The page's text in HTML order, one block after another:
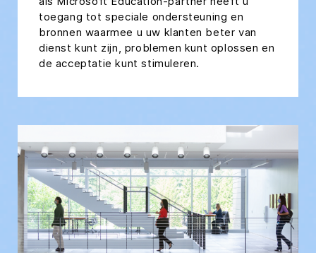
toegang tot speciale ondersteuning en
bronnen waarmee u uw klanten beter van
dienst kunt zijn, problemen kunt oplossen en
de acceptatie kunt stimuleren.